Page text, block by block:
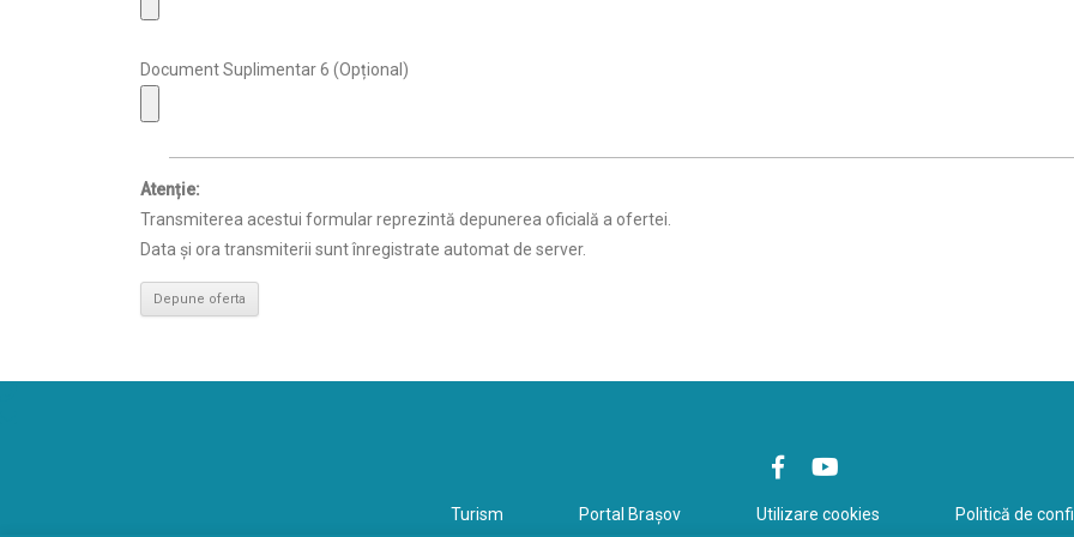
Document Suplimentar 6 (Opțional)
Atenție:
Transmiterea acestui formular reprezintă depunerea oficială a ofertei.
Data și ora transmiterii sunt înregistrate automat de server.
Turism Portal Braşov Utilizare cookies Politică de